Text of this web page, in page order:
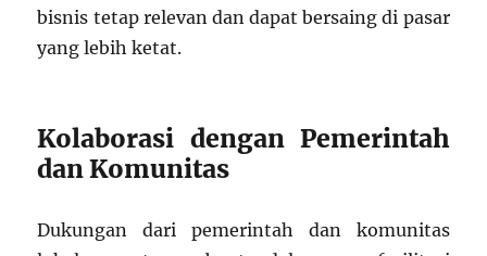
bisnis tetap relevan dan dapat bersaing di pasar
yang lebih ketat.
Kolaborasi dengan Pemerintah
dan Komunitas
Dukungan dari pemerintah dan komunitas